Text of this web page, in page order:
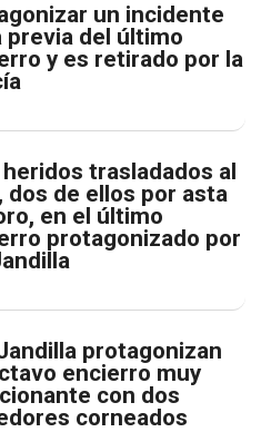
un incidente
previa del último
y es retirado por la
heridos trasladados al
dos de ellos por asta
en el último
protagonizado por
protagonizan
encierro muy
con dos
corneados